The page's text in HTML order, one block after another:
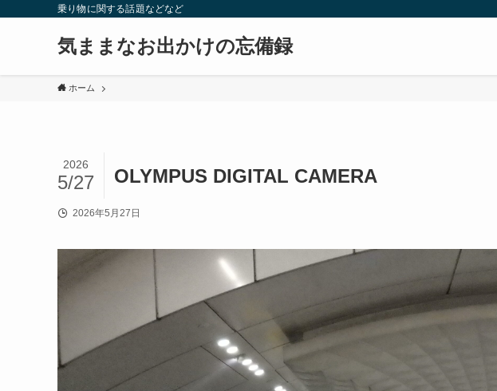
乗り物に関する話題などなど
気ままなお出かけの忘備録
ホーム
OLYMPUS DIGITAL CAMERA
2026
5/27
2026年5月27日